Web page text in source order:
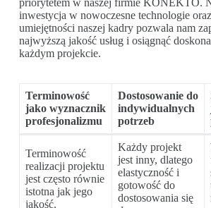
priorytetem w naszej firmie KONEKTO.
inwestycja w nowoczesne technologie
umiejętności naszej kadry pozwala nam
najwyższą jakość usług i osiągnąć
każdym projekcie.
Terminowość
jako wyznacznik
profesjonalizmu
Dostosowanie do
indywidualnych
potrzeb
Terminowość
realizacji projektu
jest często równie
istotna jak jego
jakość.
Każdy projekt
jest inny, dlatego
elastyczność i
gotowość do
dostosowania się